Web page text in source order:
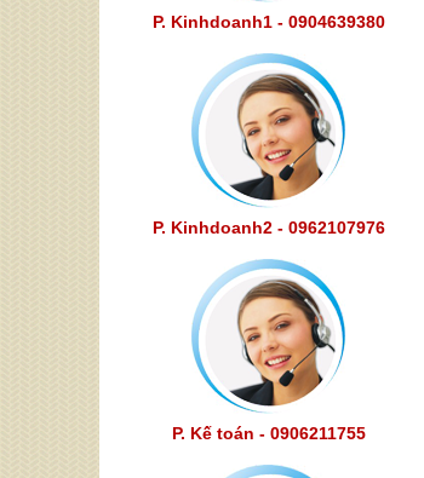
P. Kinhdoanh1 - 0904639380
P. Kinhdoanh2 - 0962107976
P. Kế toán - 0906211755